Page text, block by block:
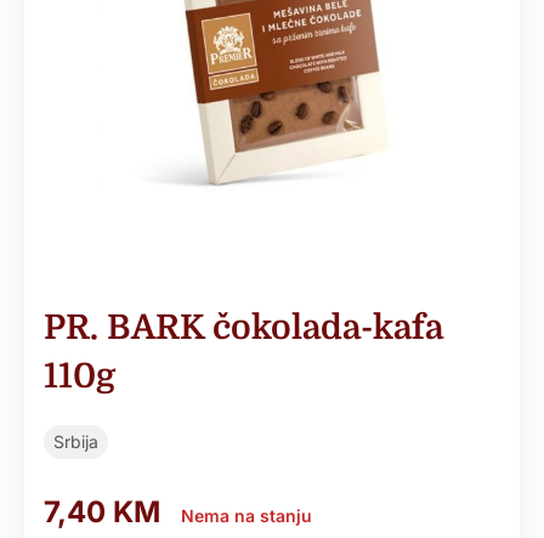
PR. BARK čokolada-kafa
110g
Srbija
7,40 KM Nema na stanju